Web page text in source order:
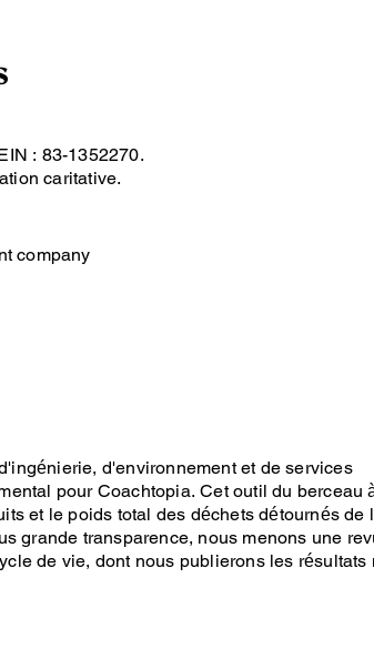
: 83-1352270.
caritative.
company
d'environnement et de services
pour Coachtopia. Cet outil du berceau
et le poids total des déchets détournés de
grande transparence, nous menons une
de vie, dont nous publierons les résultats